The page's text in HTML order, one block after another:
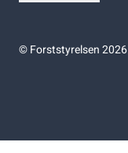
©Forststyrelsen 2026